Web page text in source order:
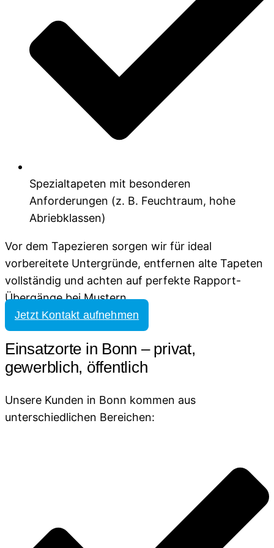
Spezialtapeten mit besonderen
Anforderungen (z. B. Feuchtraum, hohe
Abriebklassen)
Vor dem Tapezieren sorgen wir für ideal
vorbereitete Untergründe, entfernen alte Tapeten
vollständig und achten auf perfekte Rapport-
Übergänge bei Mustern.
Jetzt Kontakt aufnehmen
Einsatzorte in Bonn – privat,
gewerblich, öffentlich
Unsere Kunden in Bonn kommen aus
unterschiedlichen Bereichen: